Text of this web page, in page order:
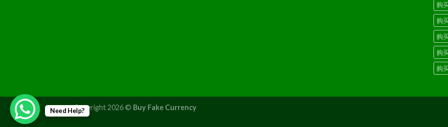
购
购
购
购
购
Copyright 2026 © Buy Fake Currency
Need Help?